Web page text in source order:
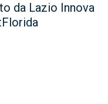
da Lazio Innova